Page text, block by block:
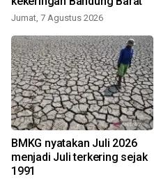
Jumat, 7 Agustus 2026
BMKG nyatakan Juli 2026
menjadi Juli terkering sejak
1991